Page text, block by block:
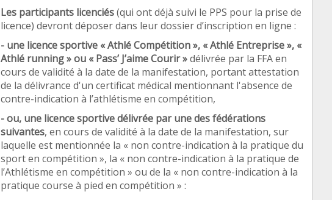
Les participants licenciés(qui ont déjà suivi le PPS pour la prise de
licence) devront déposer dans leur dossier d’inscription en ligne :
- une licence sportive «AthléCompétition», «Athlé Entreprise», «
Athlé running»ou «Pass’ J’aime Courir»délivrée par la FFA en
cours de validité à la date de la manifestation, portant attestation
de la délivrance d'un certificat médical mentionnant l'absence de
contre-indication à l’athlétisme en compétition,
- ou, une licence sportive délivrée par une des fédérations
suivantes, en cours de validité à la date de la manifestation, sur
laquelle est mentionnée la « non contre-indication à la pratique du
sport en compétition », la « non contre-indication à la pratique de
l’Athlétisme en compétition » ou de la « non contre-indication à la
pratique course à pied en compétition » :